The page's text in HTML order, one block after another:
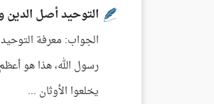
التوحيد أصل الدين
الجواب: معرفة
رسول الله، هذا هو
يخلعوا الأوثان ...